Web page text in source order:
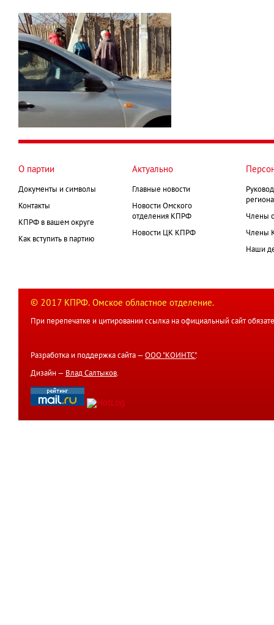
О партии
Документы и символы
Контакты
КПРФ в вашем округе
Как вступить в партию
Актуально
Главные новости
Новости Омского
отделения КПРФ
Новости ЦК КПРФ
Члены
Члены
Наши
© 2017 КПРФ. Омское областное отделение.
При перепечатке и цитировании ссылка на официальный сайт
Разработка и поддержка сайта — ООО "КОИНТС".
Дизайн — Влад Салтыков.